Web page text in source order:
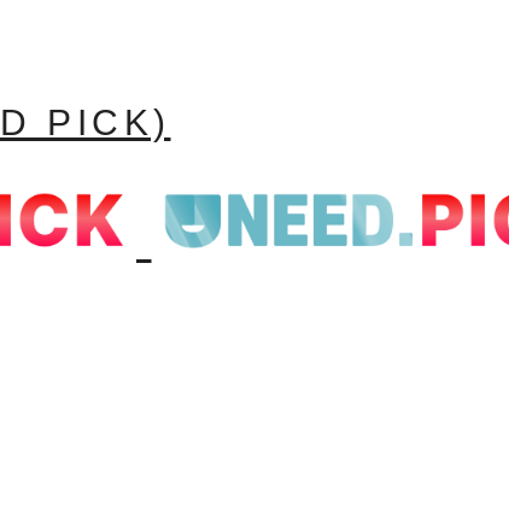
PICK)